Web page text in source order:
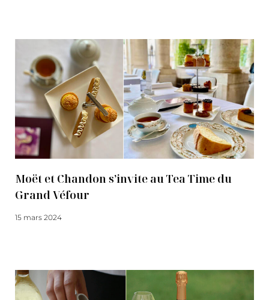
Moët et Chandon s’invite au Tea Time du
Grand Véfour
15 mars 2024